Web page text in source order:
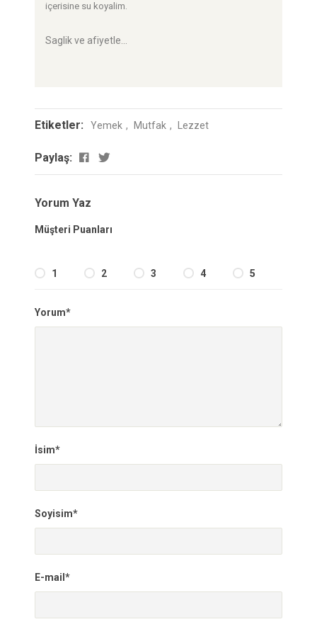
içerisine su koyalim.
Saglik ve afiyetle...
Etiketler: Yemek Mutfak Lezzet
Paylaş:
Yorum Yaz
Müşteri Puanları
1 2 3 4 5
Yorum*
İsim*
Soyisim*
E-mail*